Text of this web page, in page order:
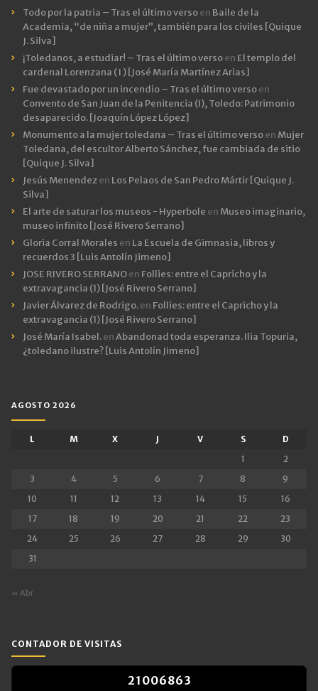
Todo por la patria – Tras el último versoen Baile de la
Academia, “de niña a mujer”, también para los civiles [Quique
J. Silva]
¡Toledanos, a estudiar! – Tras el último versoen El templo del
cardenal Lorenzana ( I ) [José María Martínez Arias]
Fue devastado por un incendio – Tras el último versoen
Convento de San Juan de la Penitencia (I), Toledo: Patrimonio
desaparecido. [Joaquín López López]
Monumento a la mujer toledana – Tras el último versoen Mujer
Toledana, del escultor Alberto Sánchez, fue cambiada de sitio
[Quique J. Silva]
Jesús Menendezen Los Pelaos de San Pedro Mártir [Quique J.
Silva]
El arte de saturar los museos - Hyperbole en Museo imaginario,
museo infinito [José Rivero Serrano]
Gloria Corral Morales en La Escuela de Gimnasia, libros y
recuerdos 3 [Luis Antolín Jimeno]
JOSE RIVERO SERRANOen Follies: entre el Capricho y la
extravagancia (1) [José Rivero Serrano]
Javier Álvarez de Rodrigo.en Follies: entre el Capricho y la
extravagancia (1) [José Rivero Serrano]
José María Isabel.enAbandonad toda esperanza. Ilia Topuria,
¿toledano ilustre? [Luis Antolín Jimeno]
AGOSTO 2026
L M X J V S
D
1
2
3
4 5 6 7 8
9
10
11 12 13 14 15
16
17
18 19 20 21 22
23
24
25 26 27 28 29
30
31
« Abr
CONTADOR DE VISITAS
21 006863